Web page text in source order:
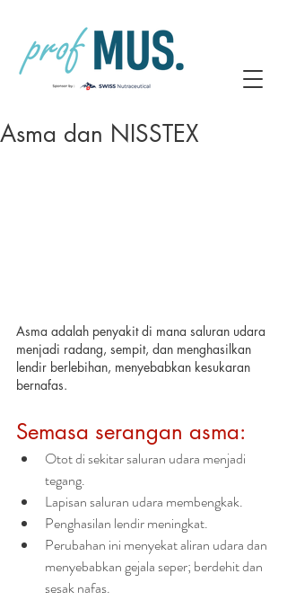
Asma dan NISSTEX
Asma adalah penyakit di mana saluran udara
menjadi radang, sempit, dan menghasilkan
lendir berlebihan, menyebabkan kesukaran
bernafas.
Semasa serangan asma:
Otot di sekitar saluran udara menjadi
tegang.
Lapisan saluran udara membengkak.
Penghasilan lendir meningkat.
Perubahan ini menyekat aliran udara dan
menyebabkan gejala seper; berdehit dan
sesak nafas.